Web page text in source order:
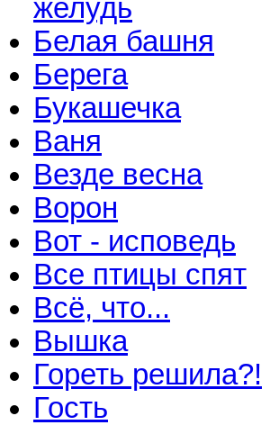
желудь
Белая башня
Берега
Букашечка
Ваня
Везде весна
Ворон
Вот - исповедь
Все птицы спят
Всё, что...
Вышка
Гореть решила?!
Гость